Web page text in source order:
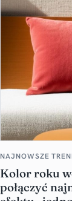
NAJNOWSZE
Kolor roku
połączyć